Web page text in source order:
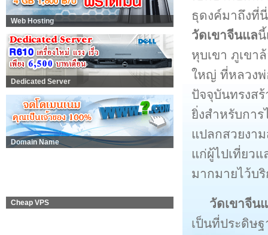
Web Hosting
Dedicated Server
Domain Name
Cheap VPS
ธุดงค์มาถึงที่
วัดเขาจีนแล
หุบเขา ภูเขา
ใหญ่ ที่หลวงพ่
ปัจจุบันทรงส
ยิ่งสำหรับกา
แปลกสวยงา
แก่ผู้ไปเที่ยว
มากมายไว้บริ
วัดเขาจีน
เป็นที่ประดิษ